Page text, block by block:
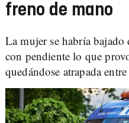
freno de mano
La mujer se habría
con pendiente lo que
quedándose atrapada